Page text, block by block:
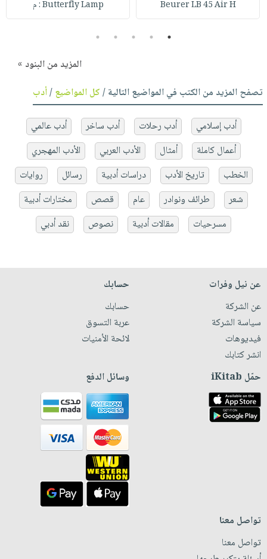
Beurer LB 45 Air H Butterfly Lamp : م
1
2
3
4
5
المزيد من البنود »
تصفح المزيد من الكتب في المواضيع التالية /كل المواضيع/أدب
أدب إسلامي أدب رحلات أدب ساخر
أدب عالمي
أعمال كاملة
أمثال الأدب العربي
الأدب المهجري
الخطب
تاريخ الأدب دراسات أدبية رسائل
روايات
شعر
طرائف ونوادر عام قصص
مختارات أدبية
مسرحيات
مقالات أدبية نصوص نقد أدبي
عن نيل وفرات
عن الشركة
سياسة الشركة
فيديوهات
انشر كتابك
حسابك
حسابك
عربة التسوق
لائحة الأمنيات
حمّل iKitab وسائل الدفع
تواصل معنا
تواصل معنا